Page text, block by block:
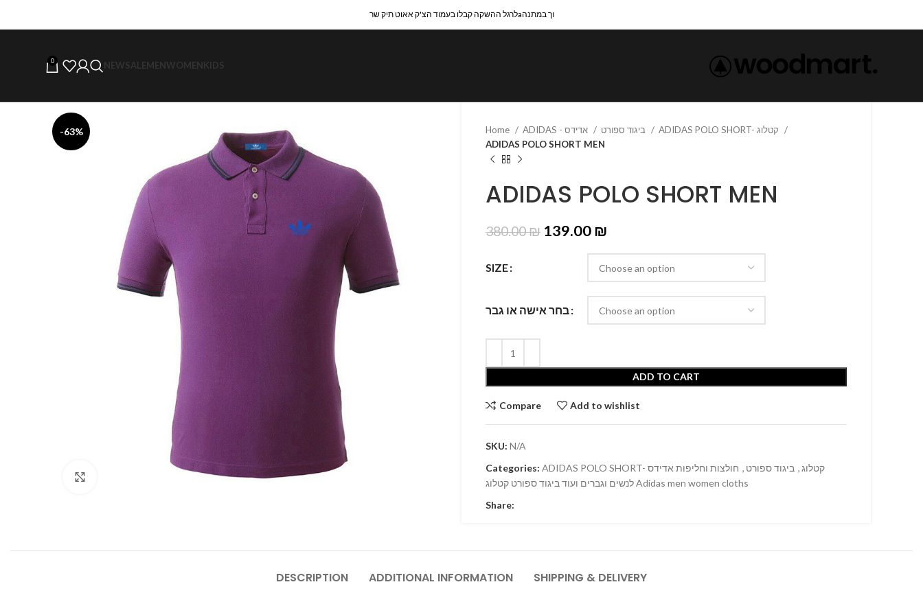
לרגל ההשקה קבלו בעמוד הצ'ק אאוט תיק שרaוך במתנה
0 NEWSALEMENWOMENKIDS
-63% Home
ADIDAS POLO SHORT MEN
ADIDAS POLO SHORT MEN
380.00₪ 139.00 ₪
SIZE
בחר אישה או גבר
ADD TO CART
Compare Add to wishlist
SKU: N/A
Categories:
ADIDAS POLO SHORT- קטלוג, ביגוד ספורט , חולצות וחליפות אדידס
לנשים וגברים ועוד ביגוד ספורט קטלוג Adidas men women cloths
Share:
DESCRIPTION ADDITIONAL INFORMATION SHIPPING & DELIVERY